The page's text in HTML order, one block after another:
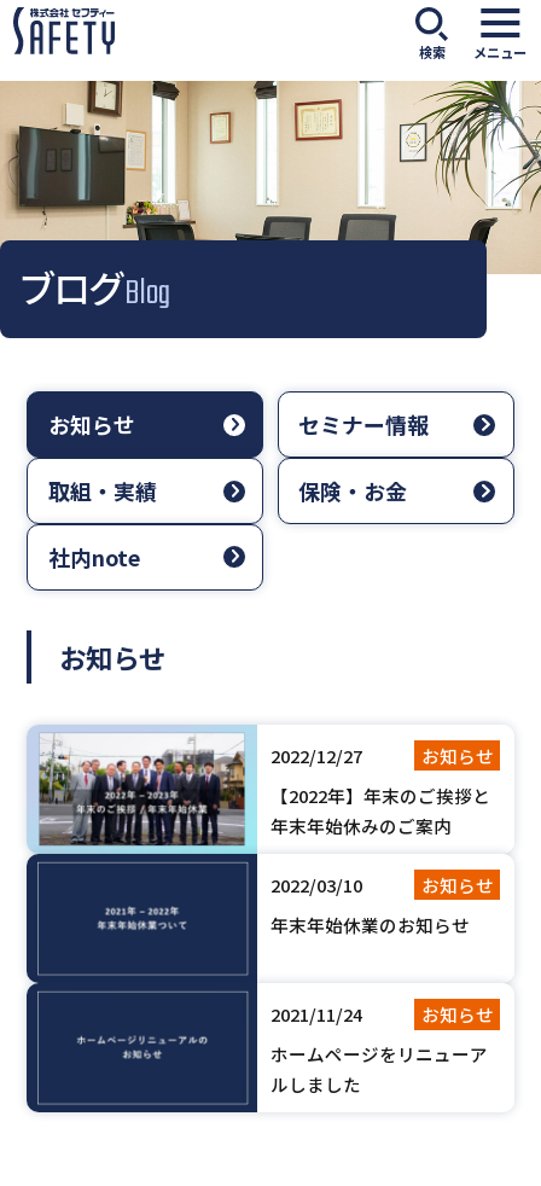
検索 メニュー
ブログBlog
お知らせ セミナー情報
取組・実績 保険・お金
社内note
お知らせ
2022/12/27
お知らせ
【2022年】年末のご挨拶と
年末年始休みのご案内
2022/03/10
お知らせ
年末年始休業のお知らせ
2021/11/24
お知らせ
ホームページをリニューア
ルしました